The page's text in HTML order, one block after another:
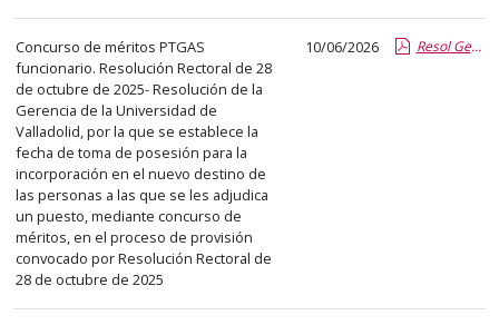
Concurso de méritos PTGAS
funcionario. Resolución Rectoral de 28
de octubre de 2025- Resolución de la
Gerencia de la Universidad de
Valladolid, por la que se establece la
fecha de toma de posesión para la
incorporación en el nuevo destino de
las personas a las que se les adjudica
un puesto, mediante concurso de
méritos, en el proceso de provisión
convocado por Resolución Rectoral de
28 de octubre de 2025
10/06/2026 Resol Gerencia incorp CM2025.report.pdf.pdf